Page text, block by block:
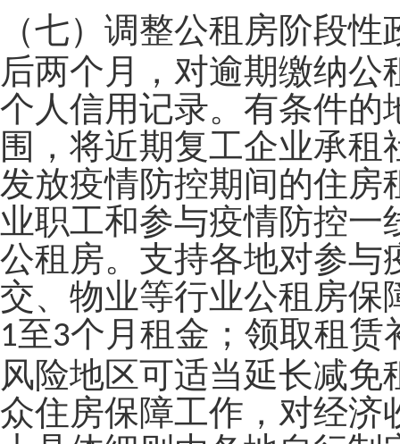
（七）调整公租房阶段性
后两个月，对逾期缴纳
个人信用记录。有条件的
围，将近期复工企业承
发放疫情防控期间的住房
业职工和参与疫情防控
公租房。支持各地对参与
交、物业等行业公租房保
1至3个月租金；领取租赁
风险地区可适当延长减
众住房保障工作，对经济